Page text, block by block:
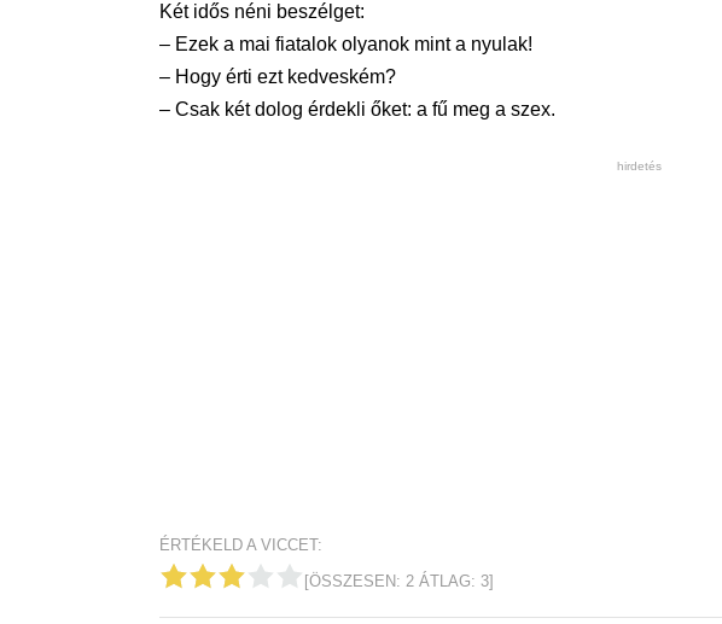
Két idős néni beszélget:
– Ezek a mai fiatalok olyanok mint a nyulak!
– Hogy érti ezt kedveském?
– Csak két dolog érdekli őket: a fű meg a szex.
hirdetés
ÉRTÉKELD A VICCET:
[ÖSSZESEN: 2 ÁTLAG: 3]